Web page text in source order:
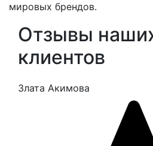
мировых брендов.
Отзывы
клиентов
Злата Акимова